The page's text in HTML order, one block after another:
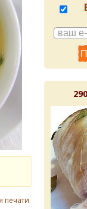
печати